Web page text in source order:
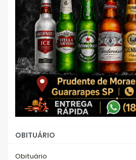
OBITUÁRIO
Obituário